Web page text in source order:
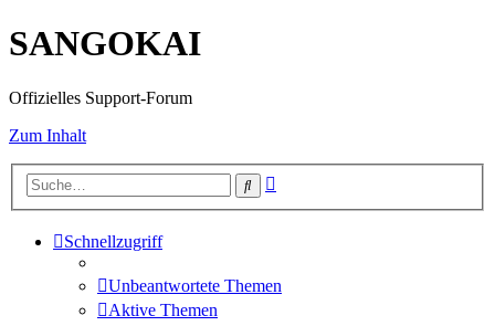
SANGOKAI
Offizielles Support-Forum
Zum Inhalt
Suche
Schnellzugriff
Unbeantwortete Themen
Aktive Themen